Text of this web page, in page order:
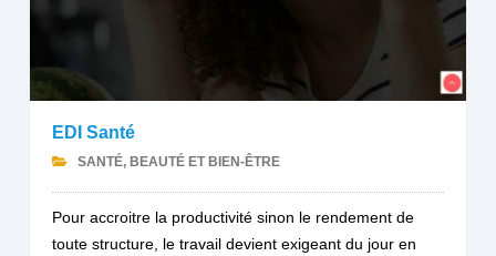
EDI Santé
SANTÉ, BEAUTÉ ET BIEN-ÊTRE
Pour accroitre la productivité sinon le rendement de
toute structure, le travail devient exigeant du jour en